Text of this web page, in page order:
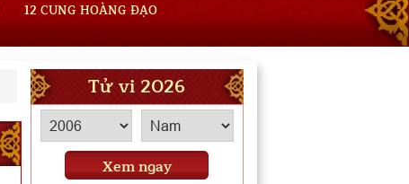
12 CUNG HOÀNG ĐẠO
Tử vi 2026
Xem ngay